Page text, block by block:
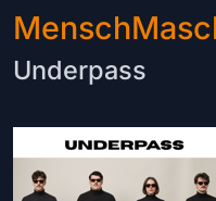
Underpass